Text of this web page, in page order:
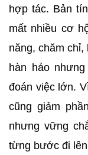
hợp tác. Bản
mất nhiều cơ
năng, chăm chỉ,
hàn hảo
đoán việc lớn.
cũng giảm
nhưng vững
từng bước đi